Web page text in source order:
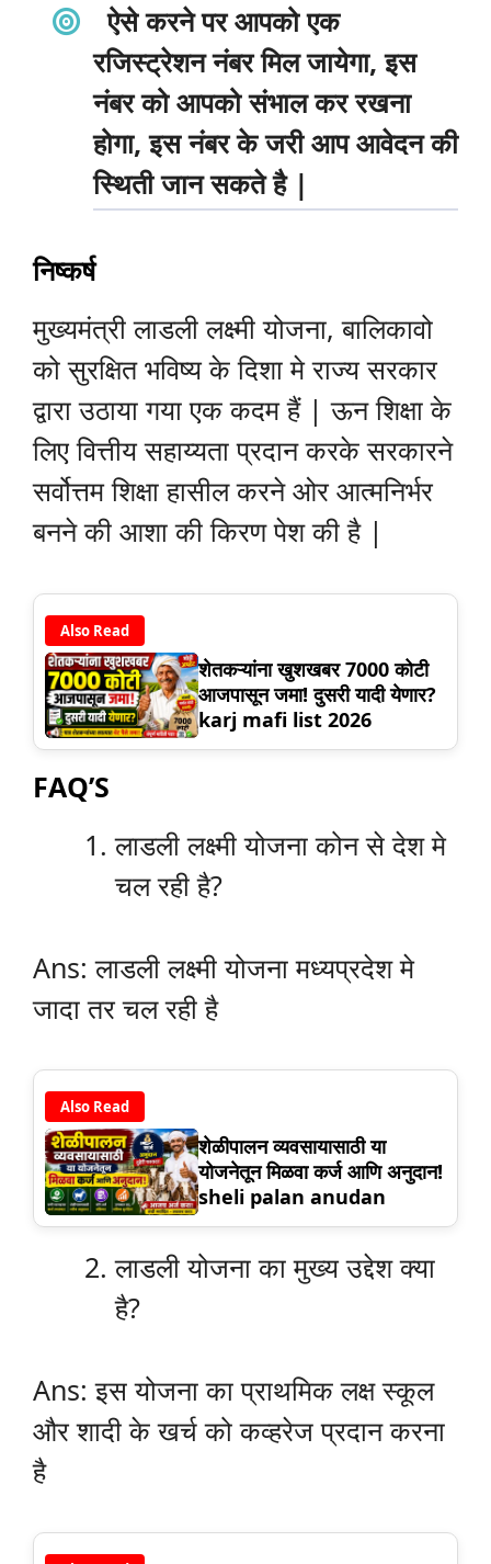
ऐसे करने पर आपको एक
रजिस्ट्रेशन नंबर मिल जायेगा, इस
नंबर को आपको संभाल कर रखना
होगा, इस नंबर के जरी आप आवेदन की
स्थिती जान सकते है |
निष्कर्ष
मुख्यमंत्री लाडली लक्ष्मी योजना, बालिकावो
को सुरक्षित भविष्य के दिशा मे राज्य सरकार
द्वारा उठाया गया एक कदम हैं | ऊन शिक्षा के
लिए वित्तीय सहाय्यता प्रदान करके सरकारने
सर्वोत्तम शिक्षा हासील करने ओर आत्मनिर्भर
बनने की आशा की किरण पेश की है |
Also Read
शेतकऱ्यांना खुशखबर 7000 कोटी
आजपासून जमा! दुसरी यादी येणार?
karj mafi list 2026
FAQ’S
लाडली लक्ष्मी योजना कोन से देश मे
चल रही है?
Ans: लाडली लक्ष्मी योजना मध्यप्रदेश मे
जादा तर चल रही है
Also Read
शेळीपालन व्यवसायासाठी या
योजनेतून मिळवा कर्ज आणि अनुदान!
sheli palan anudan
लाडली योजना का मुख्य उद्देश क्या
है?
Ans: इस योजना का प्राथमिक लक्ष स्कूल
और शादी के खर्च को कव्हरेज प्रदान करना
है